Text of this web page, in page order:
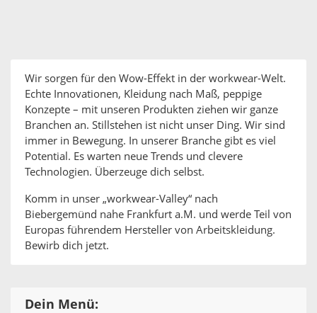
Wir sorgen für den Wow-Effekt in der workwear-Welt.
Echte Innovationen, Kleidung nach Maß, peppige
Konzepte – mit unseren Produkten ziehen wir ganze
Branchen an. Stillstehen ist nicht unser Ding. Wir sind
immer in Bewegung. In unserer Branche gibt es viel
Potential. Es warten neue Trends und clevere
Technologien. Überzeuge dich selbst.
Komm in unser „workwear-Valley“ nach
Biebergemünd nahe Frankfurt a.M. und werde Teil von
Europas führendem Hersteller von Arbeitskleidung.
Bewirb dich jetzt.
Dein Menü: